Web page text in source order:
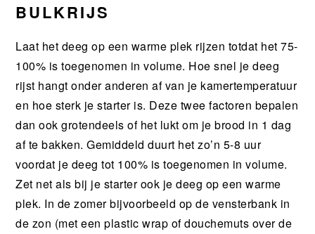
BULKRIJS
Laat het deeg op een warme plek rijzen totdat het 75-
100% is toegenomen in volume. Hoe snel je deeg
rijst hangt onder anderen af van je kamertemperatuur
en hoe sterk je starter is. Deze twee factoren bepalen
dan ook grotendeels of het lukt om je brood in 1 dag
af te bakken. Gemiddeld duurt het zo’n 5-8 uur
voordat je deeg tot 100% is toegenomen in volume.
Zet net als bij je starter ook je deeg op een warme
plek. In de zomer bijvoorbeeld op de vensterbank in
de zon (met een plastic wrap of douchemuts over de